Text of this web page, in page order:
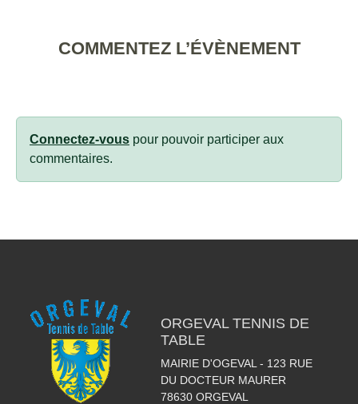
COMMENTEZ L’ÉVÈNEMENT
Connectez-vous pour pouvoir participer aux
commentaires.
ORGEVAL TENNIS DE
TABLE
MAIRIE D'OGEVAL - 123 RUE
DU DOCTEUR MAURER
78630 ORGEVAL